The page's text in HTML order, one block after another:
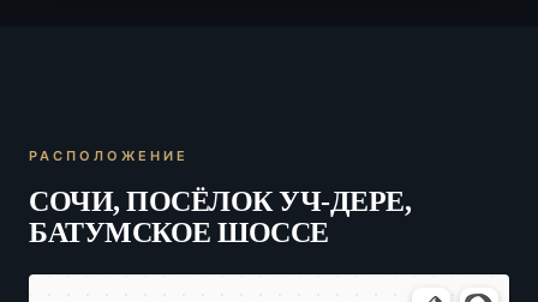
РАСПОЛОЖЕНИЕ
СОЧИ, ПОСЁЛОК УЧ-ДЕРЕ,
БАТУМСКОЕ ШОССЕ